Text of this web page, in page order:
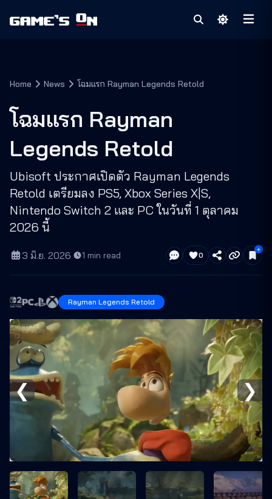
Home News โฉมแรก Rayman Legends Retold
โฉมแรก Rayman
Legends Retold
Ubisoft ประกาศเปิดตัว Rayman Legends
Retold เตรียมลง PS5, Xbox Series X|S,
Nintendo Switch 2 และ PC ในวันที่ 1 ตุลาคม
2026 นี้
3 มิ.ย. 2026· 1 min read 0
Rayman Legends Retold
❮ ❯